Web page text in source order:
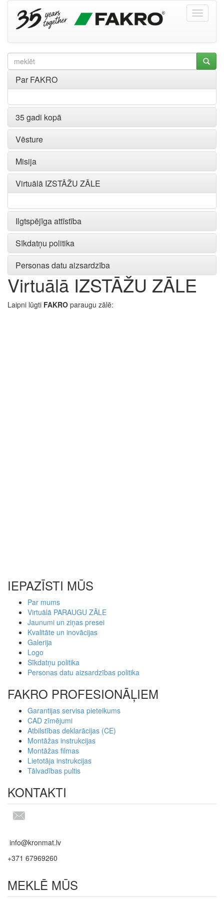
Par FAKRO
35 gadi kopā
Vēsture
Misija
Virtuālā IZSTĀŽU ZĀLE
Ilgtspējīga attīstība
Sīkdatņu politika
Personas datu aizsardzība
Virtuālā IZSTĀŽU ZĀLE
Laipni lūgti FAKRO paraugu zālē:
IEPAZĪSTI MŪS
Par mums
Virtuālā PARAUGU ZĀLE
Jaunumi un ziņas presei
Kvalitāte un inovācijas
Galerija
Logo
Sīkdatņu politika
Personas datu aizsardzības politika
FAKRO PROFESIONĀĻIEM
Garantijas servisa pieteikums
CAD zīmējumi
Atbilstības deklarācijas (CE)
Montāžas instrukcijas
Montāžas filmas
Lietotāja instrukcijas
Tālvadības pultis
KONTAKTI
info@kronmat.lv
+371 67969260
MEKLĒ MŪS